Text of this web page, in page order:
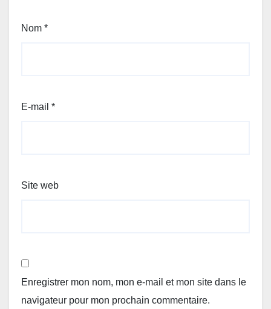
Nom *
E-mail *
Site web
Enregistrer mon nom, mon e-mail et mon site dans le
navigateur pour mon prochain commentaire.